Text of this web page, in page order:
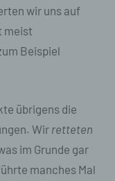
wir uns auf
meist
Beispiel
übrigens die
Wir retteten
im Grunde gar
manches Mal